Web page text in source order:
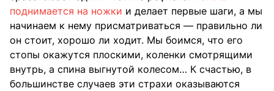
поднимается на ножки и делает первые шаги, а мы
начинаем к нему присматриваться — правильно ли
он стоит, хорошо ли ходит. Мы боимся, что его
стопы окажутся плоскими, коленки смотрящими
внутрь, а спина выгнутой колесом… К счастью, в
большинстве случаев эти страхи оказываются